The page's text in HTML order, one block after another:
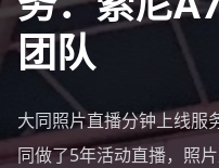
团队
大同照片直播分钟上线服
同做了5年活动直播，照